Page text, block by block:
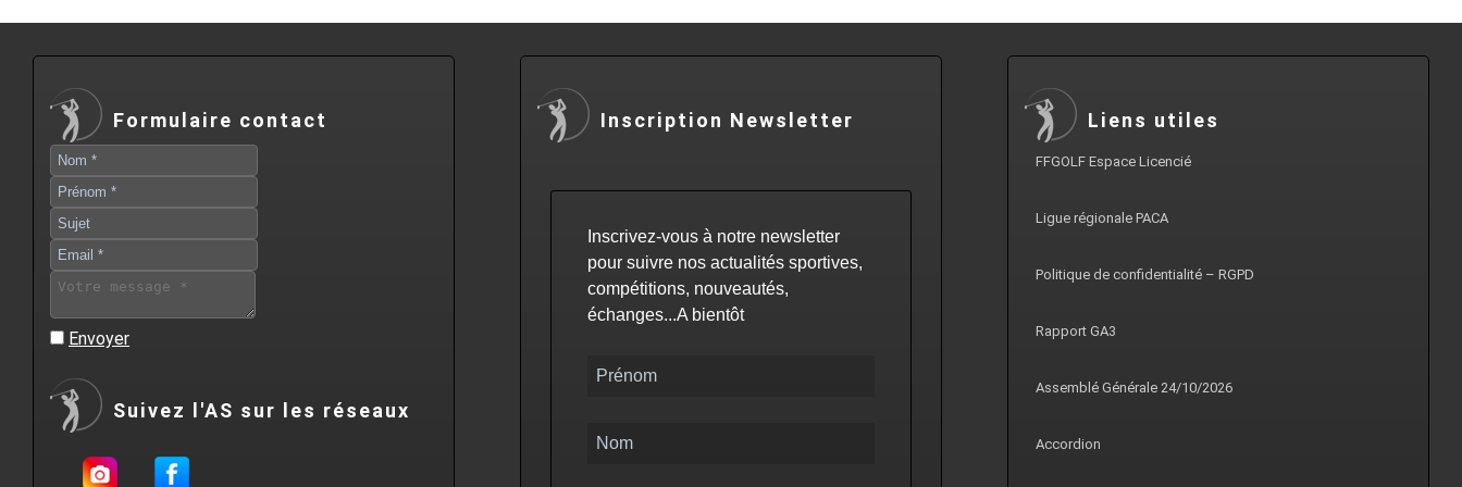
Formulaire contact
Envoyer
Suivez l'AS sur les réseaux
Inscription Newsletter
Inscrivez-vous à notre newsletter
pour suivre nos actualités sportives,
compétitions, nouveautés,
échanges...A bientôt
Liens utiles
FFGOLF Espace Licencié
Ligue régionale PACA
Politique de confidentialité – RGPD
Rapport GA3
Assemblé Générale 24/10/2026
Accordion